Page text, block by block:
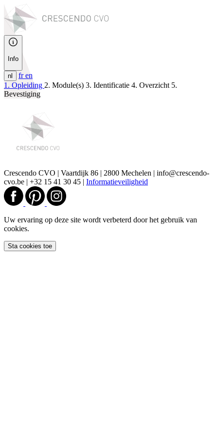
Info
nl fren
1. Opleiding 2. Module(s) 3. Identificatie 4. Overzicht 5.
Bevestiging
Crescendo CVO | Vaartdijk 86 | 2800 Mechelen | info@crescendo-
cvo.be | +32 15 41 30 45 | Informatieveiligheid
Uw ervaring op deze site wordt verbeterd door het gebruik van
cookies.
Sta cookies toe